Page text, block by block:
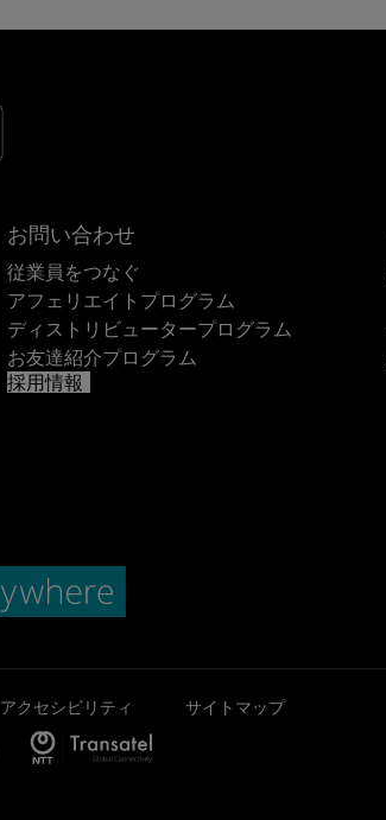
お問い合わせ
従業員をつなぐ
アフェリエイトプログラム
ディストリビュータープログラム
お友達紹介プログラム
採用情報
アクセシビリティ
サイトマップ